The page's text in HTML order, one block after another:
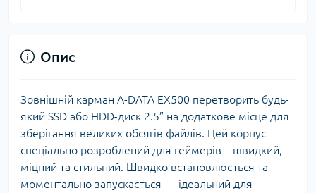
Опис
Зовнішній карман A-DATA EX500 перетворить будь-
який SSD або HDD-диск 2.5” на додаткове місце для
зберігання великих обсягів файлів. Цей корпус
спеціально розроблений для геймерів – швидкий,
міцний та стильний. Швидко встановлюється та
моментально запускається — ідеальний для